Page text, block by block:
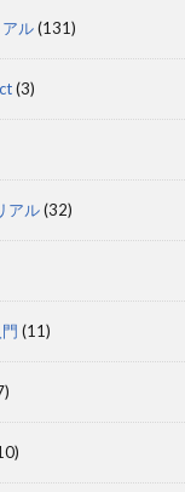
ル(131)
(3)
アル(32)
(11)